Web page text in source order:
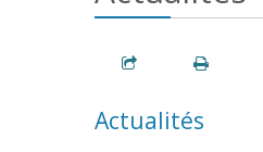
Actualités